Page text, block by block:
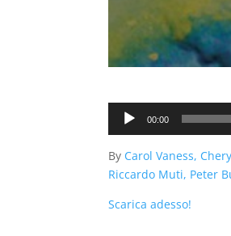
Audio
Player
00:00
By Carol Vaness,
Riccardo Muti, Peter
Scarica adesso!